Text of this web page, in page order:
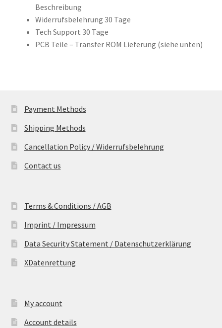
Beschreibung
Widerrufsbelehrung 30 Tage
Tech Support 30 Tage
PCB Teile – Transfer ROM Lieferung (siehe unten)
Payment Methods
Shipping Methods
Cancellation Policy / Widerrufsbelehrung
Contact us
Terms & Conditions / AGB
Imprint / Impressum
Data Security Statement / Datenschutzerklärung
XDatenrettung
My account
Account details